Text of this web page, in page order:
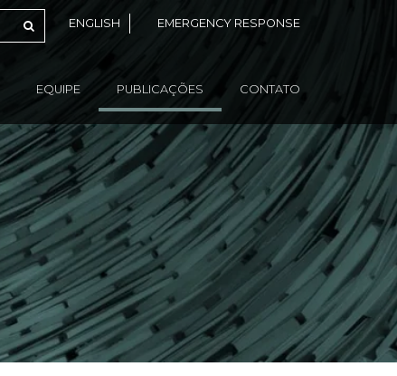
ENGLISH EMERGENCY RESPONSE
EQUIPE PUBLICAÇÕES CONTATO